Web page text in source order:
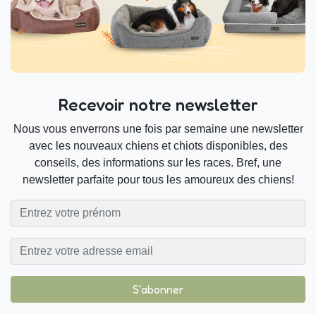
Recevoir notre newsletter
Nous vous enverrons une fois par semaine une newsletter
avec les nouveaux chiens et chiots disponibles, des
conseils, des informations sur les races. Bref, une
newsletter parfaite pour tous les amoureux des chiens!
S'abonner